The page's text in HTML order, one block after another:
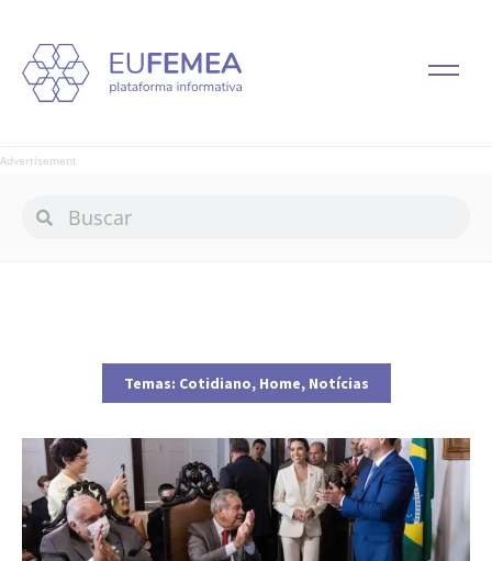
Advertisement
Temas: Cotidiano, Home, Notícias